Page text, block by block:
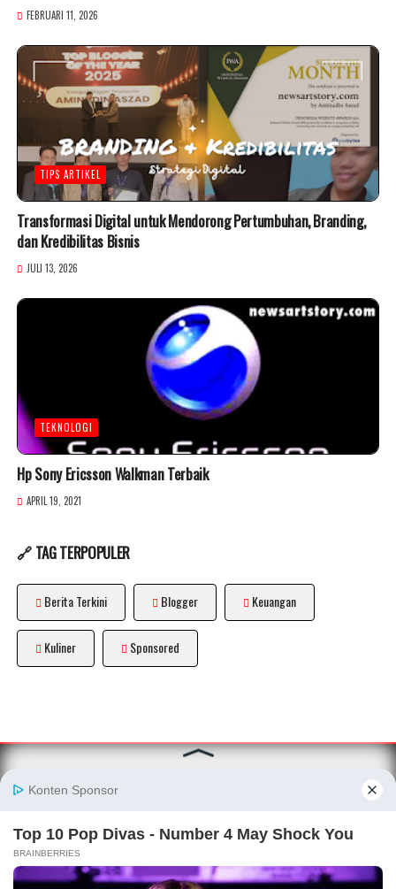
FEBRUARI 11, 2026
TIPS ARTIKEL
Transformasi Digital untuk Mendorong Pertumbuhan, Branding,
dan Kredibilitas Bisnis
JULI 13, 2026
TEKNOLOGI
Hp Sony Ericsson Walkman Terbaik
APRIL 19, 2021
🔗 TAG TERPOPULER
Berita Terkini Blogger Keuangan
Kuliner Sponsored
About
Conditions|Pedoman Media Siber|Kode Etik Blogger